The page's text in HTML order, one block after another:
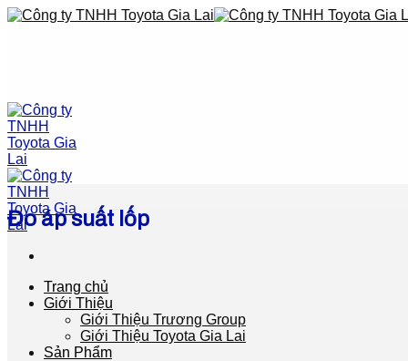
Skip
Trang chủ
Giới Thiệu
Giới Thiệu Trương Group
Giới Thiệu Toyota Gia Lai
Sản Phẩm
Đo áp suất lốp